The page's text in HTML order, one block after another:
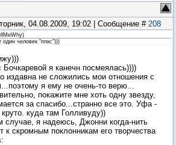
04.08.2009, 19:02 | Сообщение # 208
)
один человек "ппкс")))
Бочкаревой я канечн посмеялась))))
издавна не сложились мои отношения с
я ему не очень-то верю...
покажите мне хоть одну звезду,
за спасибо...странно все это. Уфа -
куда там Голливуду))
случае, я надеюсь, Джонни когда-нить
к скромным поклонникам его творчества